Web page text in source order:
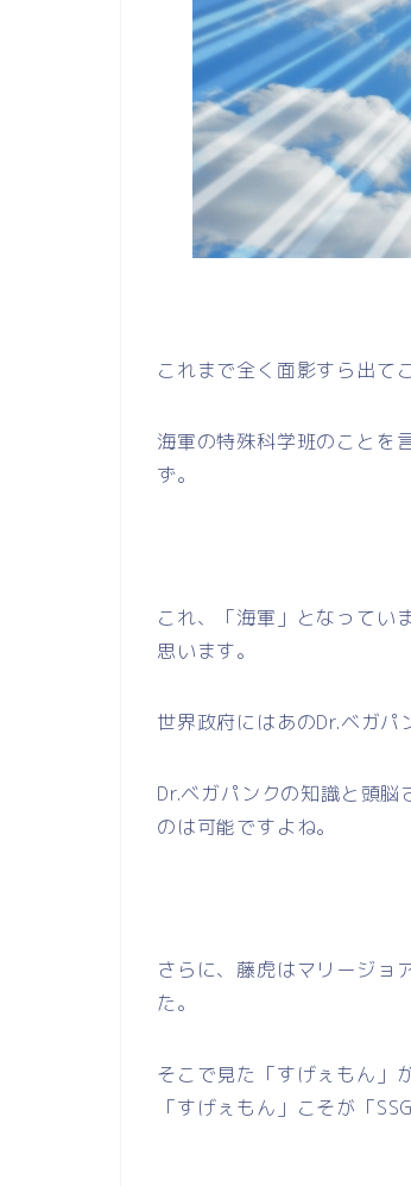
これまで全く面影すら出て
海軍の特殊科学班のことを
ず。
これ、「海軍」となってい
思います。
世界政府にはあのDr.ベガパ
Dr.ベガパンクの知識と頭
のは可能ですよね。
さらに、藤虎はマリージョ
た。
そこで見た「すげぇもん」
「すげぇもん」こそが「